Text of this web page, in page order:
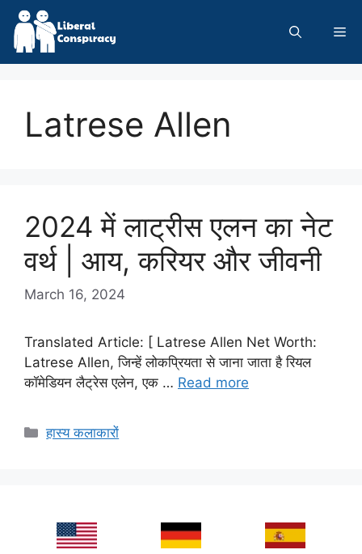
Skip
content
Latrese Allen
2024 में लाट्रीस एलन का नेट
वर्थ | आय, करियर और जीवनी
March 16, 2024
Translated Article: [ Latrese Allen Net Worth:
Latrese Allen, जिन्हें लोकप्रियता से जाना जाता है रियल
कॉमेडियन लैट्रेस एलेन, एक … Read more
Categories
हास्य कलाकारों